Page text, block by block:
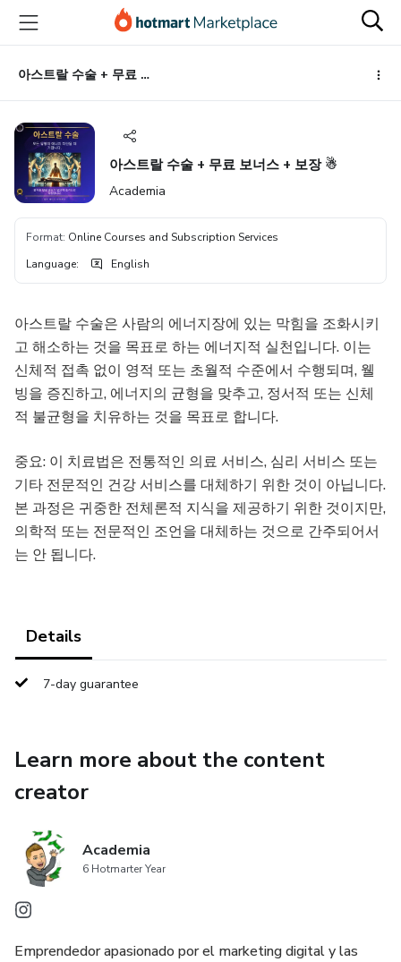
main
content
아스트랄 수술 + 무료 보너스 + 보장 ☃
아스트랄 수술 + 무료 보너스 + 보장 ☃
Academia
Format: Online Courses and Subscription Services
Language: English
아스트랄 수술은 사람의 에너지장에 있는 막힘을 조화시키
고 해소하는 것을 목표로 하는 에너지적 실천입니다. 이는
신체적 접촉 없이 영적 또는 초월적 수준에서 수행되며, 웰
빙을 증진하고, 에너지의 균형을 맞추고, 정서적 또는 신체
적 불균형을 치유하는 것을 목표로 합니다.
중요: 이 치료법은 전통적인 의료 서비스, 심리 서비스 또는
기타 전문적인 건강 서비스를 대체하기 위한 것이 아닙니다.
본 과정은 귀중한 전체론적 지식을 제공하기 위한 것이지만,
의학적 또는 전문적인 조언을 대체하는 것으로 간주되어서
는 안 됩니다.
Details
7-day guarantee
Learn more about the content
creator
Academia
6 Hotmarter Year
Emprendedor apasionado por el marketing digital y las